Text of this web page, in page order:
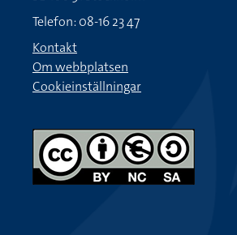
Telefon: 08-16 23 47
Kontakt
Om webbplatsen
Cookieinställningar